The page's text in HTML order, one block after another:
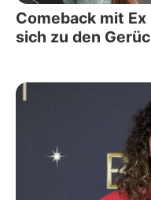
Comeback mit
sich zu den